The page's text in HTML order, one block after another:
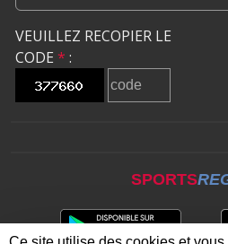
VEUILLEZ RECOPIER LE
CODE * :
SPORTS